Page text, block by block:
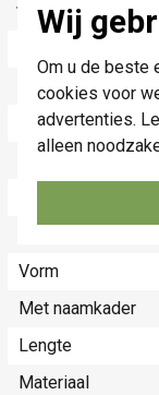
Wij
Om u de beste
cookies voor
advertenties.
alleen
Technische
Montagewijze
Kleur
Vorm
Met naamkader
Lengte
Materiaal